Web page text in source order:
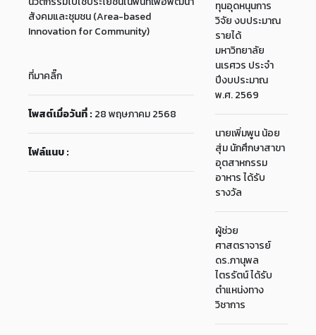
สังคมและชุมชน (Area-based
Innovation for Community)
ที่มาคลิ๊ก
โพสต์เมื่อวันที่ : 28 พฤษภาคม 2568
ไฟล์แนบ :
ทุนอุดหนุนการ
วิจัย งบประมาณ
รายได้
มหาวิทยาลัย
นเรศวร ประจำ
ปีงบประมาณ
พ.ศ. 2569
นายเพิ่มพูน น้อย
สุ่ม นักศึกษาสาขา
อุตสาหกรรม
อาหาร ได้รับ
รางวัล
ผู้ช่วย
ศาสตราจารย์
ดร.ภานุพล
ไตรรัตน์ ได้รับ
ตำแหน่งทาง
วิชาการ